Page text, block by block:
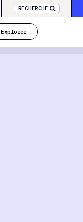
RECHERCHE
Explorer